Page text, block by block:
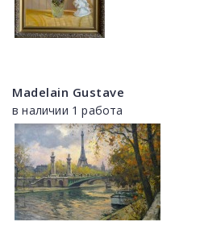
Madelain Gustave
в наличии 1 работа